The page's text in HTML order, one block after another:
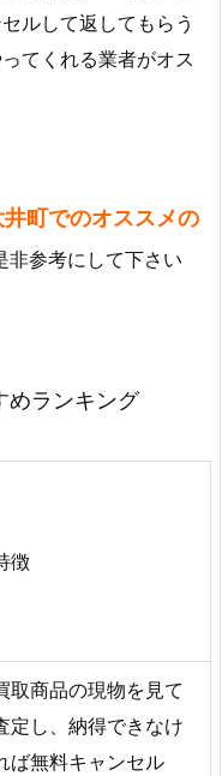
ルして返してもらう
てくれる業者がオス
井町でのオススメの
非参考にして下さい
めランキング
徴
取商品の現物を見て
定し、納得できなけ
ば無料キャンセル